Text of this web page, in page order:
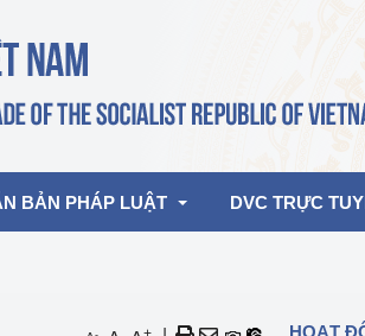
BẢN PHÁP LUẬT DVC TRỰC
HOẠT